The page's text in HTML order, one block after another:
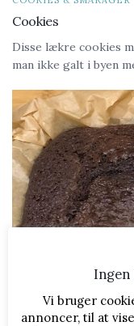
Cookies
Disse lækre cookies
man ikke galt i byen
Ingen
Vi bruger
annoncer, til at